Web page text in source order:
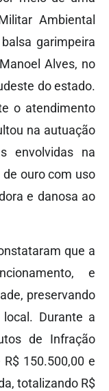
Ambiental
garimpeira
Alves, no
do estado.
o atendimento
na autuação
envolvidas na
ouro com uso
e danosa ao
que a
e
preservando
Durante a
de Infração
150.500,00 e
totalizando R$